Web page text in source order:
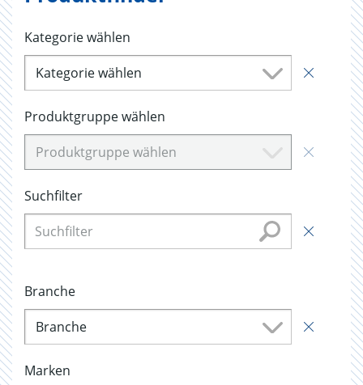
Kategorie wählen
Kategorie wählen
Produktgruppe wählen
Produktgruppe wählen
Suchfilter
Branche
Branche
Marken